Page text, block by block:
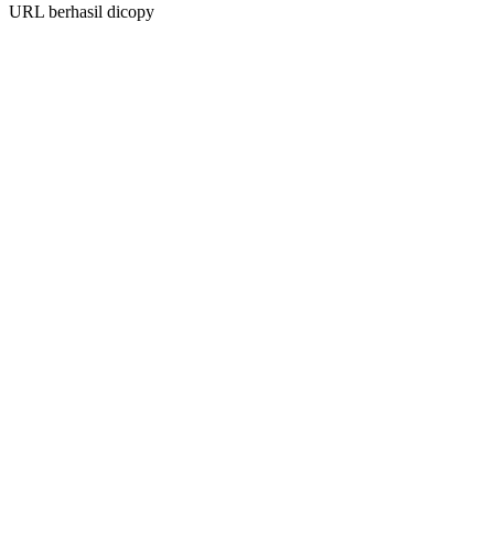
URL berhasil dicopy